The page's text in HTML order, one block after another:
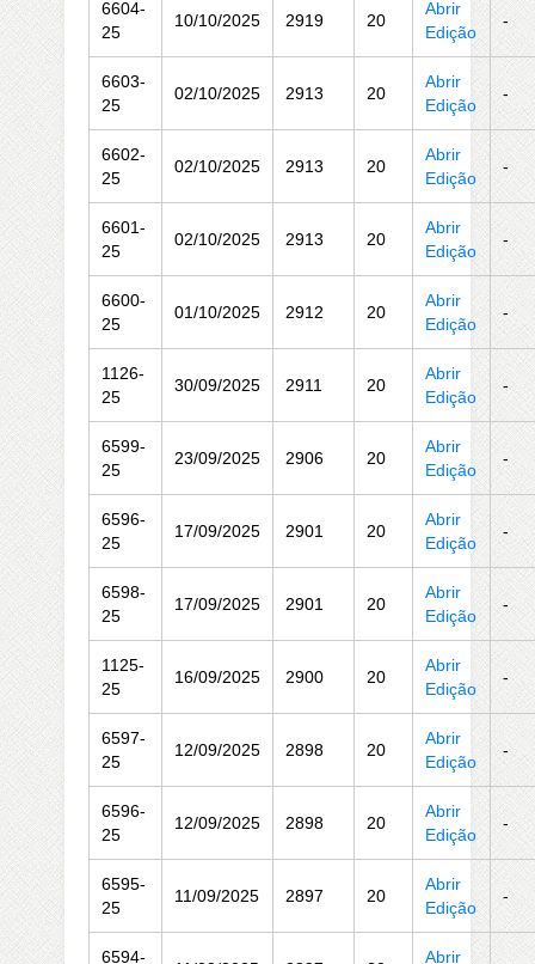
6604-
25
10/10/2025 2919 20
Abrir
Edição
-
6603-
25
02/10/2025 2913 20
Abrir
Edição
-
6602-
25
02/10/2025 2913 20
Abrir
Edição
-
6601-
25
02/10/2025 2913 20
Abrir
Edição
-
6600-
25
01/10/2025 2912 20
Abrir
Edição
-
1126-
25
30/09/2025 2911 20
Abrir
Edição
-
6599-
25
23/09/2025 2906 20
Abrir
Edição
-
6596-
25
17/09/2025 2901 20
Abrir
Edição
-
6598-
25
17/09/2025 2901 20
Abrir
Edição
-
1125-
25
16/09/2025 2900 20
Abrir
Edição
-
6597-
25
12/09/2025 2898 20
Abrir
Edição
-
6596-
25
12/09/2025 2898 20
Abrir
Edição
-
6595-
25
11/09/2025 2897 20
Abrir
Edição
-
6594-
Abrir